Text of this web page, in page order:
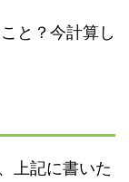
と？今計算し
上記に書いた